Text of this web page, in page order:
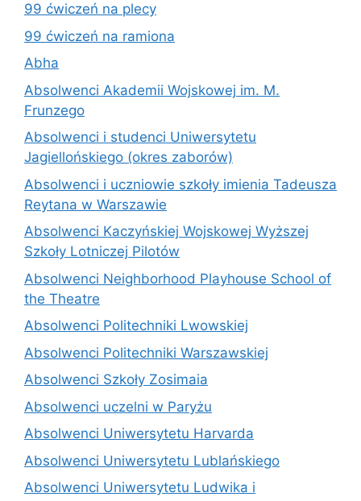
99 ćwiczeń na plecy
99 ćwiczeń na ramiona
Abha
Absolwenci Akademii Wojskowej im. M.
Frunzego
Absolwenci i studenci Uniwersytetu
Jagiellońskiego (okres zaborów)
Absolwenci i uczniowie szkoły imienia Tadeusza
Reytana w Warszawie
Absolwenci Kaczyńskiej Wojskowej Wyższej
Szkoły Lotniczej Pilotów
Absolwenci Neighborhood Playhouse School of
the Theatre
Absolwenci Politechniki Lwowskiej
Absolwenci Politechniki Warszawskiej
Absolwenci Szkoły Zosimaia
Absolwenci uczelni w Paryżu
Absolwenci Uniwersytetu Harvarda
Absolwenci Uniwersytetu Lublańskiego
Absolwenci Uniwersytetu Ludwika i